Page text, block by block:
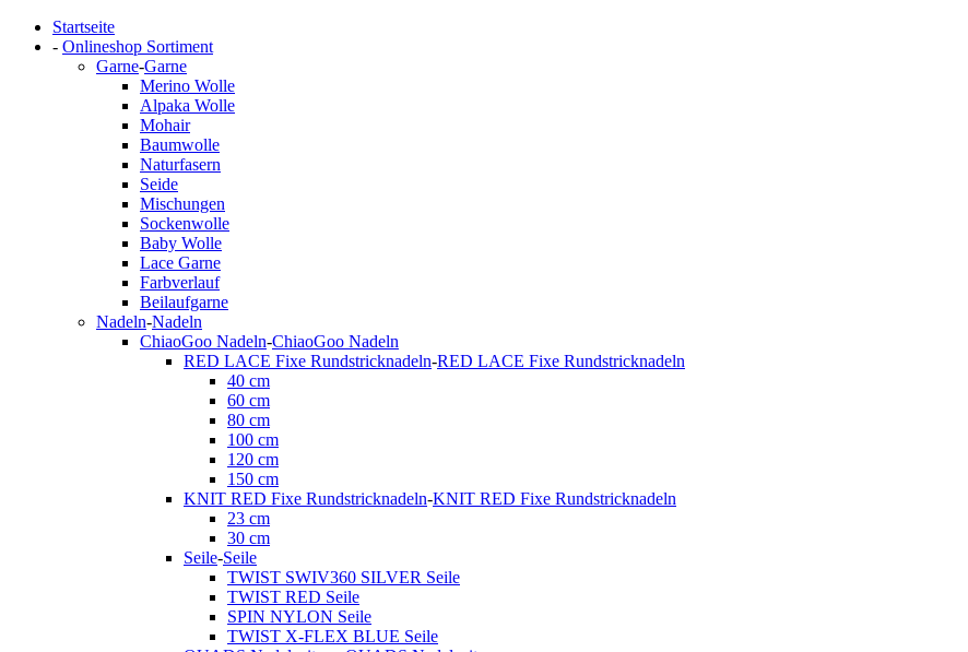
Startseite
- Onlineshop Sortiment
Garne-Garne
Merino Wolle
Alpaka Wolle
Mohair
Baumwolle
Naturfasern
Seide
Mischungen
Sockenwolle
Baby Wolle
Lace Garne
Farbverlauf
Beilaufgarne
Nadeln-Nadeln
ChiaoGoo Nadeln-ChiaoGoo Nadeln
RED LACE Fixe Rundstricknadeln-RED LACE Fixe Rundstricknadeln
40 cm
60 cm
80 cm
100 cm
120 cm
150 cm
KNIT RED Fixe Rundstricknadeln-KNIT RED Fixe Rundstricknadeln
23 cm
30 cm
Seile-Seile
TWIST SWIV360 SILVER Seile
TWIST RED Seile
SPIN NYLON Seile
TWIST X-FLEX BLUE Seile